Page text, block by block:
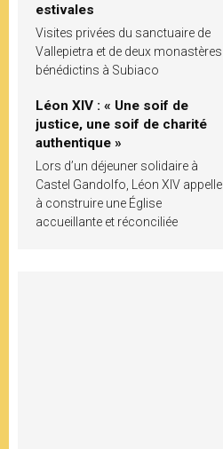
estivales
Visites privées du sanctuaire de
Vallepietra et de deux monastères
bénédictins à Subiaco
Léon XIV : « Une soif de
justice, une soif de charité
authentique »
Lors d’un déjeuner solidaire à
Castel Gandolfo, Léon XIV appelle
à construire une Église
accueillante et réconciliée